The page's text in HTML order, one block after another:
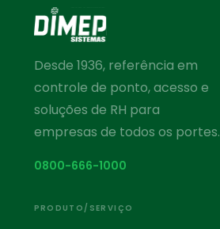
Desde 1936, referência em
controle de ponto, acesso e
soluções de RH para
empresas de todos os portes.
0800-666-1000
PRODUTO/SERVIÇO